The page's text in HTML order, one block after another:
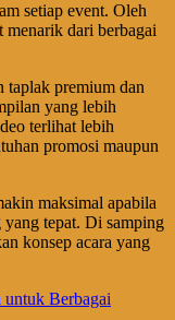
setiap event. Oleh
menarik dari berbagai
taplak premium dan
yang lebih
terlihat lebih
promosi maupun
maksimal apabila
tepat. Di samping
konsep acara yang